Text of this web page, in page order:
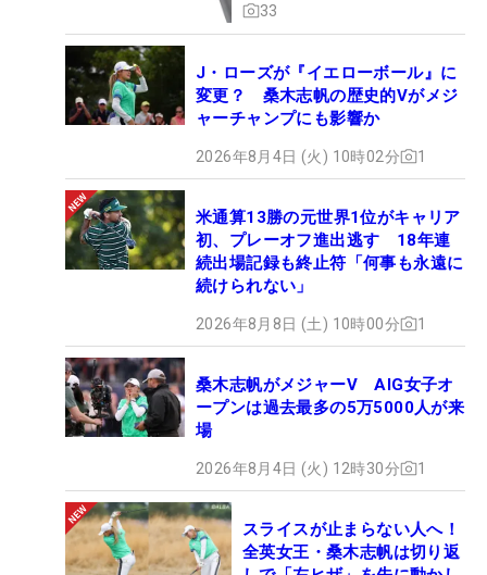
33
J・ローズが『イエローボール』に
変更？ 桑木志帆の歴史的Vがメジ
ャーチャンプにも影響か
2026年8月4日 (火) 10時02分 1
米通算13勝の元世界1位がキャリア
初、プレーオフ進出逃す 18年連
続出場記録も終止符「何事も永遠に
続けられない」
2026年8月8日 (土) 10時00分 1
桑木志帆がメジャーV AIG女子オ
ープンは過去最多の5万5000人が来
場
2026年8月4日 (火) 12時30分 1
スライスが止まらない人へ！
全英女王・桑木志帆は切り返